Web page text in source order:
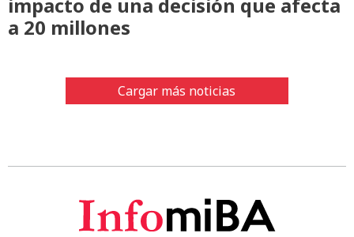
impacto de una decisión que afecta
a 20 millones
Cargar más noticias